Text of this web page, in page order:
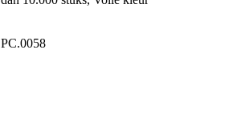
PC.0058